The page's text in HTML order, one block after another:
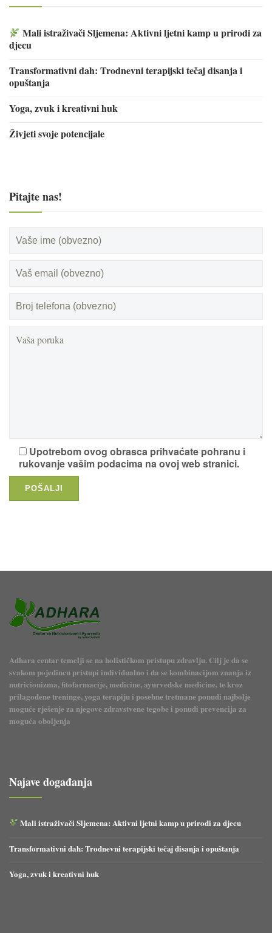
Mali istraživači Sljemena: Aktivni ljetni kamp u prirodi za
djecu
Transformativni dah: Trodnevni terapijski tečaj disanja i
opuštanja
Yoga, zvuk i kreativni huk
Živjeti svoje potencijale
Pitajte nas!
Upotrebom ovog obrasca prihvaćate pohranu i
rukovanje vašim podacima na ovoj web stranici.
Adhara centar temelji se na holističkom pristupu zdravlju. Cilj je da se
svakom pojedincu pristupi individualno i da se kombinacijom znanja iz
nutricionizma, fitofarmacije, medicine, ayurvedske medicine, te kroz
prilagođene treninge, yoga terapiju i posebne tretmane ponudi najbolje
moguće rješenje za njegove zdravstvene tegobe i ponudi prevencija za
moguća oboljenja
Najave događanja
Mali istraživači Sljemena: Aktivni ljetni kamp u prirodi za djecu
Transformativni dah: Trodnevni terapijski tečaj disanja i opuštanja
Yoga, zvuk i kreativni huk